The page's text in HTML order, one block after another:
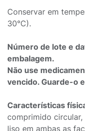
Conservar em
30°C).
Número de lote e
embalagem.
Não use
vencido. Guarde-o
Características
comprimido
liso em ambas as